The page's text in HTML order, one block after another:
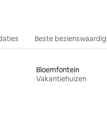
Beste
Bloemfontein
Vakantiehuizen